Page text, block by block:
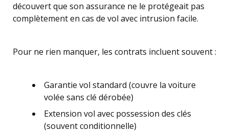
découvert que son assurance ne le protégeait pas
complètement en cas de vol avec intrusion facile.
Pour ne rien manquer, les contrats incluent souvent :
Garantie vol standard (couvre la voiture
volée sans clé dérobée)
Extension vol avec possession des clés
(souvent conditionnelle)